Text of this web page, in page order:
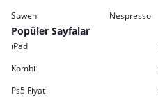
Suwen
Nespresso
Popüler Sayfalar
iPad
Kombi
Ps5 Fiyat